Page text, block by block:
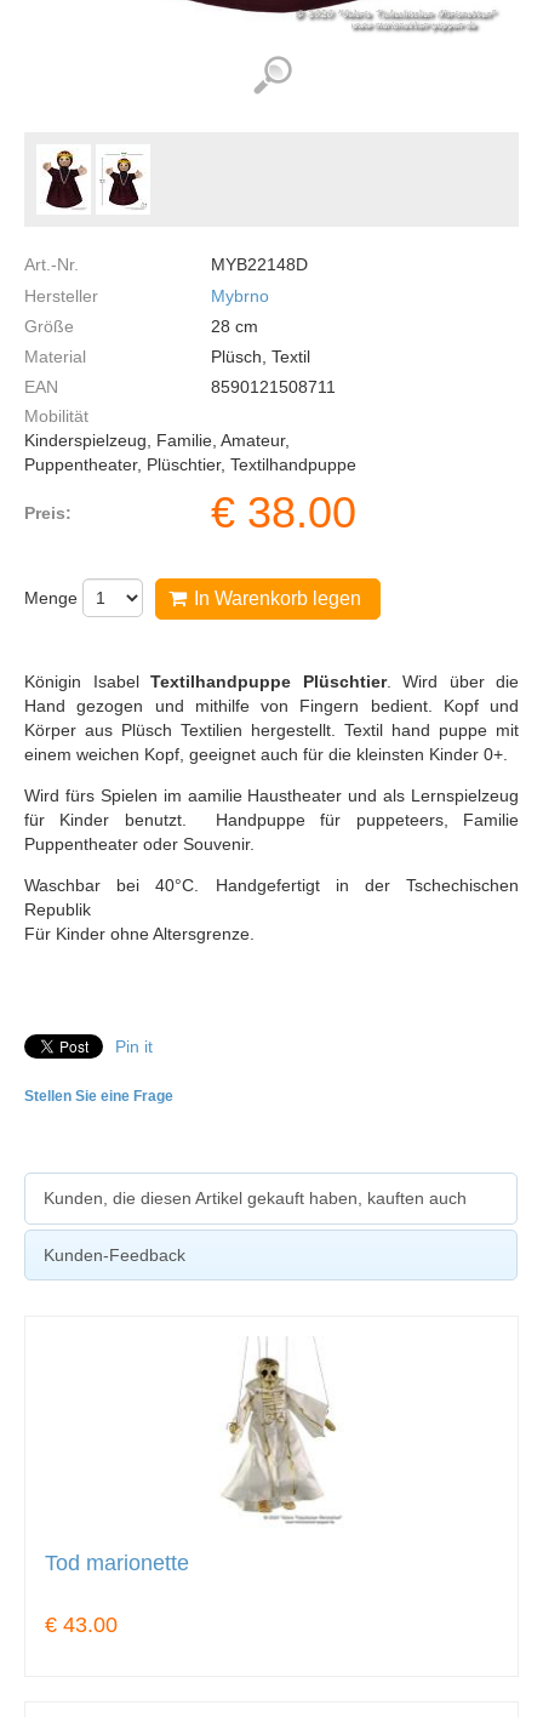
Art.-Nr.
MYB22148D
Hersteller
Mybrno
Größe
28 cm
Material
Plüsch, Textil
EAN
8590121508711
Mobilität
Kinderspielzeug, Familie, Amateur,
Puppentheater, Plüschtier, Textilhandpuppe
Preis: € 38.00
Menge In Warenkorb legen
Königin Isabel Textilhandpuppe Plüschtier. Wird über die
Hand gezogen und mithilfe von Fingern bedient. Kopf und
Körper aus Plüsch Textilien hergestellt. Textil hand puppe mit
einem weichen Kopf, geeignet auch für die kleinsten Kinder 0+.
Wird fürs Spielen im аamilie Haustheater und als Lernspielzeug
für Kinder benutzt. Handpuppe für puppeteers, Familie
Puppentheater oder Souvenir.
Waschbar bei 40°C. Handgefertigt in der Tschechischen
Republik
Für Kinder ohne Altersgrenze.
Pin it
Stellen Sie eine Frage
Kunden, die diesen Artikel gekauft haben, kauften auch
Kunden-Feedback
Tod marionette
€ 43.00